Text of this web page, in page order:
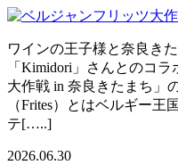
ワインの王子様と奈良き
「Kimidori」さんとのコ
大作戦 in 奈良きたまち」
（Frites）とはベルギー
テ[…..]
2026.06.30